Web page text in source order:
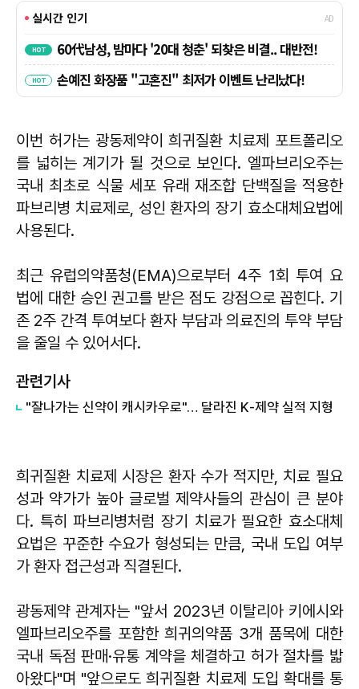
이번 허가는 광동제약이 희귀질환 치료제 포트폴리오
를 넓히는 계기가 될 것으로 보인다. 엘파브리오주는
국내 최초로 식물 세포 유래 재조합 단백질을 적용한
파브리병 치료제로, 성인 환자의 장기 효소대체요법에
사용된다.
최근 유럽의약품청(EMA)으로부터 4주 1회 투여 요
법에 대한 승인 권고를 받은 점도 강점으로 꼽힌다. 기
존 2주 간격 투여보다 환자 부담과 의료진의 투약 부담
을 줄일 수 있어서다.
관련기사
"잘나가는 신약이 캐시카우로"… 달라진 K‑제약 실적 지형
희귀질환 치료제 시장은 환자 수가 적지만, 치료 필요
성과 약가가 높아 글로벌 제약사들의 관심이 큰 분야
다. 특히 파브리병처럼 장기 치료가 필요한 효소대체
요법은 꾸준한 수요가 형성되는 만큼, 국내 도입 여부
가 환자 접근성과 직결된다.
광동제약 관계자는 "앞서 2023년 이탈리아 키에시와
엘파브리오주를 포함한 희귀의약품 3개 품목에 대한
국내 독점 판매·유통 계약을 체결하고 허가 절차를 밟
아왔다"며 "앞으로도 희귀질환 치료제 도입 확대를 통